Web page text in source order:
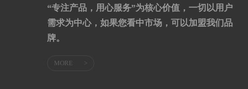
“专注产品，用心服务”为核心价值，一切以用户
需求为中心，如果您看中市场，可以加盟我们品
牌。
MORE >